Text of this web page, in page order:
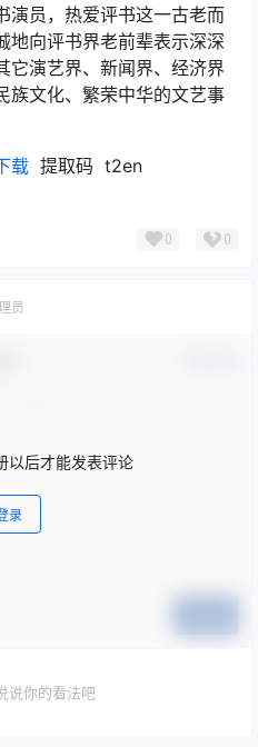
演员，热爱评书这一古老而
地向评书界老前辈表示深深
它演艺界、新闻界、经济界
族文化、繁荣中华的文艺事
载 提取码 t2en
0 0
员
以后才能发表评论
录
说你的看法吧